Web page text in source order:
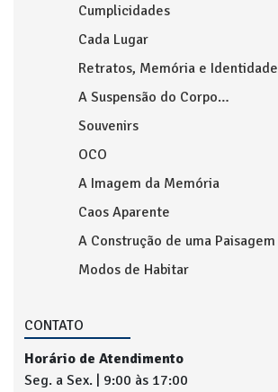
Cumplicidades
Cada Lugar
Retratos, Memória e Identidade
A Suspensão do Corpo…
Souvenirs
OCO
A Imagem da Memória
Caos Aparente
A Construção de uma Paisagem
Modos de Habitar
CONTATO
Horário de Atendimento
Seg. a Sex. | 9:00 às 17:00